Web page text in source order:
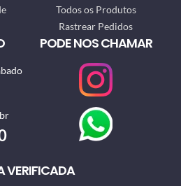
Todos os Produtos
Rastrear Pedidos
PODE NOS CHAMAR
VERIFICADA